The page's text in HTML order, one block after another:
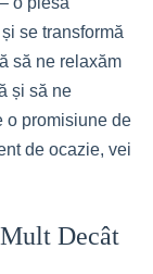
se transformă
să ne relaxăm
și să ne
o promisiune de
de ocazie, vei
Decât